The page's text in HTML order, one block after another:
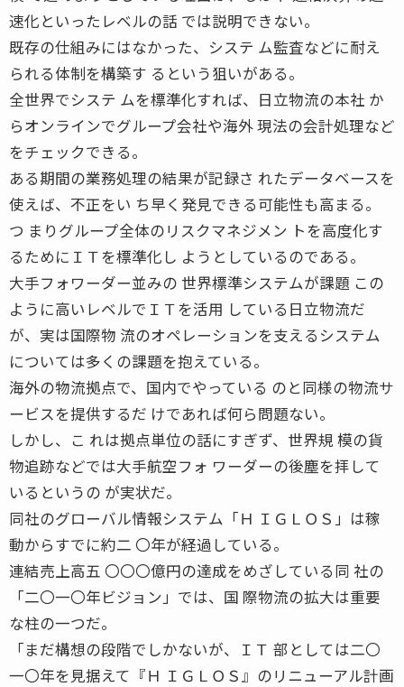
速化といったレベルの話 では説明できない。
既存の仕組みにはなかった、システ ム監査などに耐え
られる体制を構築す るという狙いがある。
全世界でシステ ムを標準化すれば、日立物流の本社 か
らオンラインでグループ会社や海外 現法の会計処理など
をチェックできる。
ある期間の業務処理の結果が記録さ れたデータベースを
使えば、不正をい ち早く発見できる可能性も高まる。
つ まりグループ全体のリスクマネジメン トを高度化す
るためにＩＴを標準化し ようとしているのである。
大手フォワーダー並みの 世界標準システムが課題 この
ように高いレベルでＩＴを活用 している日立物流だ
が、実は国際物 流のオペレーションを支えるシステム
については多くの課題を抱えている。
海外の物流拠点で、国内でやっている のと同様の物流サ
ービスを提供するだ けであれば何ら問題ない。
しかし、こ れは拠点単位の話にすぎず、世界規 模の貨
物追跡などでは大手航空フォ ワーダーの後塵を拝して
いるというの が実状だ。
同社のグローバル情報システム「Ｈ ＩＧＬＯＳ」は稼
動からすでに約二 〇年が経過している。
連結売上高五 〇〇〇億円の達成をめざしている同 社の
「二〇一〇年ビジョン」では、国 際物流の拡大は重要
な柱の一つだ。
「まだ構想の段階でしかないが、ＩＴ 部としては二〇
一〇年を見据えて『Ｈ ＩＧＬＯＳ』のリニューアル計画